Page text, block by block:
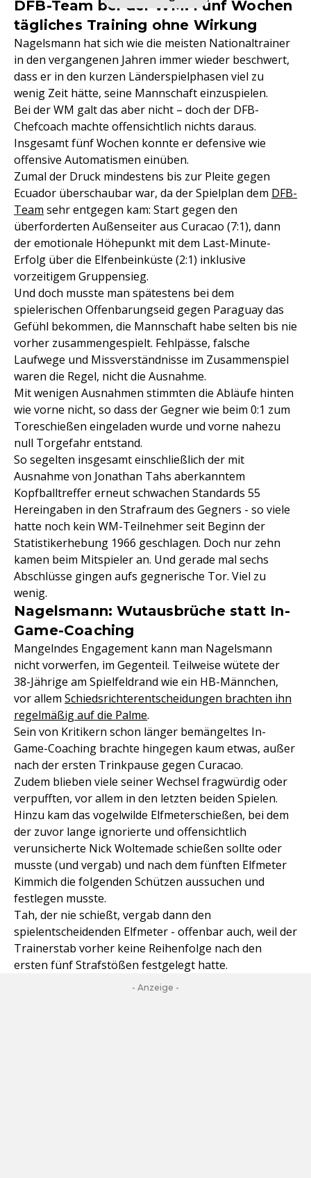
DFB-Team bei der WM: Fünf Wochen
tägliches Training ohne Wirkung
Nagelsmann hat sich wie die meisten Nationaltrainer
in den vergangenen Jahren immer wieder beschwert,
dass er in den kurzen Länderspielphasen viel zu
wenig Zeit hätte, seine Mannschaft einzuspielen.
Bei der WM galt das aber nicht – doch der DFB-
Chefcoach machte offensichtlich nichts daraus.
Insgesamt fünf Wochen konnte er defensive wie
offensive Automatismen einüben.
Zumal der Druck mindestens bis zur Pleite gegen
Ecuador überschaubar war, da der Spielplan dem DFB-
Team sehr entgegen kam: Start gegen den
überforderten Außenseiter aus Curacao (7:1), dann
der emotionale Höhepunkt mit dem Last-Minute-
Erfolg über die Elfenbeinküste (2:1) inklusive
vorzeitigem Gruppensieg.
Und doch musste man spätestens bei dem
spielerischen Offenbarungseid gegen Paraguay das
Gefühl bekommen, die Mannschaft habe selten bis nie
vorher zusammengespielt. Fehlpässe, falsche
Laufwege und Missverständnisse im Zusammenspiel
waren die Regel, nicht die Ausnahme.
Mit wenigen Ausnahmen stimmten die Abläufe hinten
wie vorne nicht, so dass der Gegner wie beim 0:1 zum
Toreschießen eingeladen wurde und vorne nahezu
null Torgefahr entstand.
So segelten insgesamt einschließlich der mit
Ausnahme von Jonathan Tahs aberkanntem
Kopfballtreffer erneut schwachen Standards 55
Hereingaben in den Strafraum des Gegners - so viele
hatte noch kein WM-Teilnehmer seit Beginn der
Statistikerhebung 1966 geschlagen. Doch nur zehn
kamen beim Mitspieler an. Und gerade mal sechs
Abschlüsse gingen aufs gegnerische Tor. Viel zu
wenig.
Nagelsmann: Wutausbrüche statt In-
Game-Coaching
Mangelndes Engagement kann man Nagelsmann
nicht vorwerfen, im Gegenteil. Teilweise wütete der
38-Jährige am Spielfeldrand wie ein HB-Männchen,
vor allem Schiedsrichterentscheidungen brachten ihn
regelmäßig auf die Palme.
Sein von Kritikern schon länger bemängeltes In-
Game-Coaching brachte hingegen kaum etwas, außer
nach der ersten Trinkpause gegen Curacao.
Zudem blieben viele seiner Wechsel fragwürdig oder
verpufften, vor allem in den letzten beiden Spielen.
Hinzu kam das vogelwilde Elfmeterschießen, bei dem
der zuvor lange ignorierte und offensichtlich
verunsicherte Nick Woltemade schießen sollte oder
musste (und vergab) und nach dem fünften Elfmeter
Kimmich die folgenden Schützen aussuchen und
festlegen musste.
Tah, der nie schießt, vergab dann den
spielentscheidenden Elfmeter - offenbar auch, weil der
Trainerstab vorher keine Reihenfolge nach den
ersten fünf Strafstößen festgelegt hatte.
- Anzeige -